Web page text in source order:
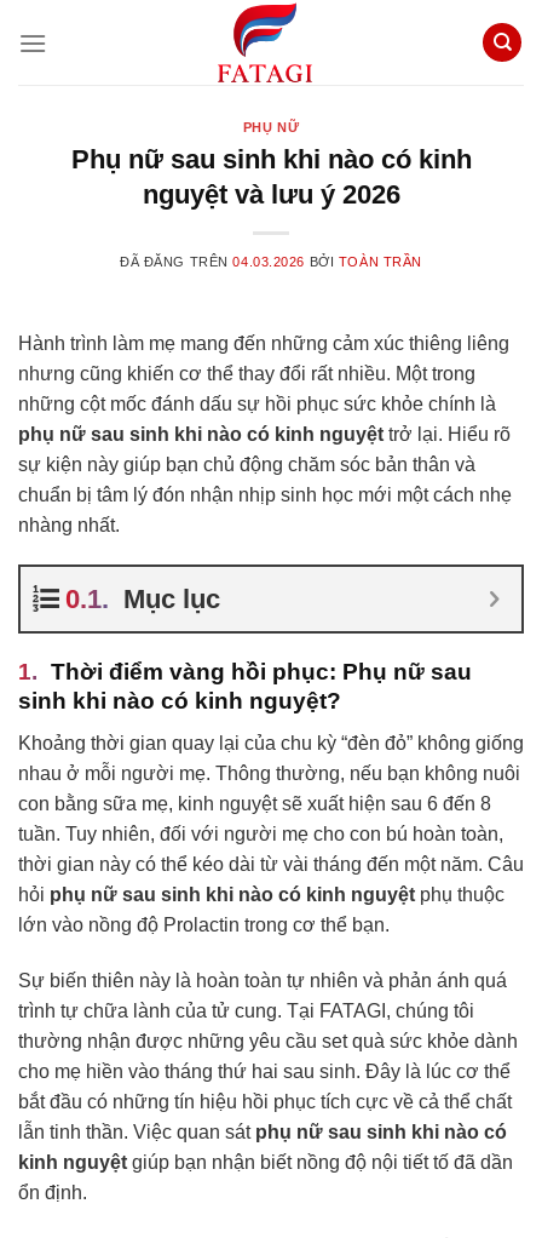
đến
PHỤ NỮ
Phụ nữ sau sinh khi nào có kinh
nguyệt và lưu ý 2026
ĐÃ ĐĂNG TRÊN04.03.2026 BỞI TOÀN TRẦN
Hành trình làm mẹ mang đến những cảm xúc thiêng liêng
nhưng cũng khiến cơ thể thay đổi rất nhiều. Một trong
những cột mốc đánh dấu sự hồi phục sức khỏe chính là
phụ nữ sau sinh khi nào có kinh nguyệt trở lại. Hiểu rõ
sự kiện này giúp bạn chủ động chăm sóc bản thân và
chuẩn bị tâm lý đón nhận nhịp sinh học mới một cách nhẹ
nhàng nhất.
Mục lục
Thời điểm vàng hồi phục: Phụ nữ sau
sinh khi nào có kinh nguyệt?
Khoảng thời gian quay lại của chu kỳ “đèn đỏ” không giống
nhau ở mỗi người mẹ. Thông thường, nếu bạn không nuôi
con bằng sữa mẹ, kinh nguyệt sẽ xuất hiện sau 6 đến 8
tuần. Tuy nhiên, đối với người mẹ cho con bú hoàn toàn,
thời gian này có thể kéo dài từ vài tháng đến một năm. Câu
hỏi phụ nữ sau sinh khi nào có kinh nguyệt phụ thuộc
lớn vào nồng độ Prolactin trong cơ thể bạn.
Sự biến thiên này là hoàn toàn tự nhiên và phản ánh quá
trình tự chữa lành của tử cung. Tại FATAGI, chúng tôi
thường nhận được những yêu cầu set quà sức khỏe dành
cho mẹ hiền vào tháng thứ hai sau sinh. Đây là lúc cơ thể
bắt đầu có những tín hiệu hồi phục tích cực về cả thể chất
lẫn tinh thần. Việc quan sát phụ nữ sau sinh khi nào có
kinh nguyệt giúp bạn nhận biết nồng độ nội tiết tố đã dần
ổn định.